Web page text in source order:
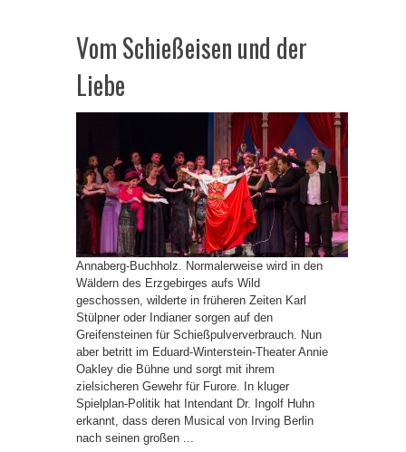
Vom Schießeisen und der
Liebe
Annaberg-Buchholz. Normalerweise wird in den
Wäldern des Erzgebirges aufs Wild
geschossen, wilderte in früheren Zeiten Karl
Stülpner oder Indianer sorgen auf den
Greifensteinen für Schießpulververbrauch. Nun
aber betritt im Eduard-Winterstein-Theater Annie
Oakley die Bühne und sorgt mit ihrem
zielsicheren Gewehr für Furore. In kluger
Spielplan-Politik hat Intendant Dr. Ingolf Huhn
erkannt, dass deren Musical von Irving Berlin
nach seinen großen ...